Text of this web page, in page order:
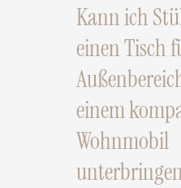
Kann ich
einen Tisch
einem
Wohnmobil